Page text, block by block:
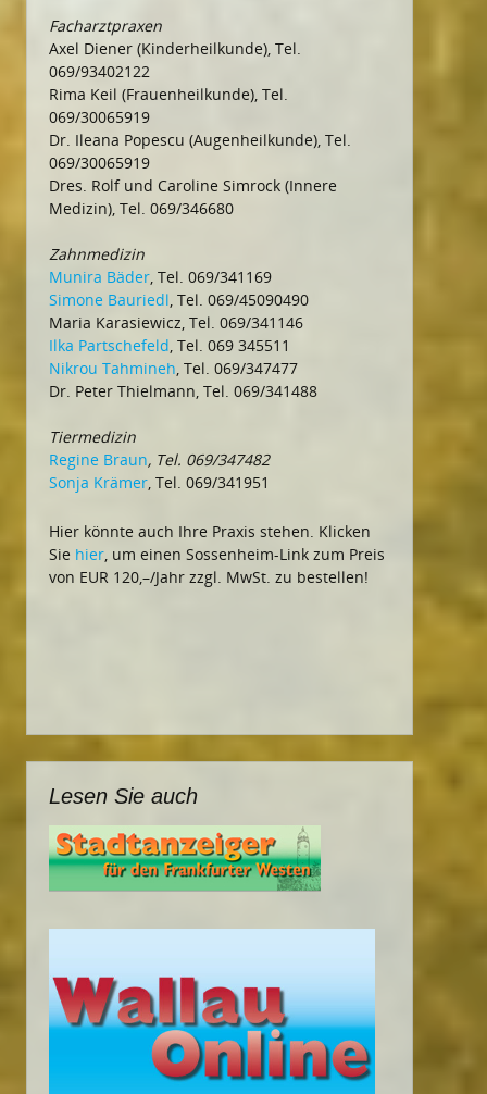
Facharztpraxen
Axel Diener (Kinderheilkunde), Tel.
069/93402122
Rima Keil (Frauenheilkunde), Tel.
069/30065919
Dr. Ileana Popescu (Augenheilkunde), Tel.
069/30065919
Dres. Rolf und Caroline Simrock (Innere
Medizin), Tel. 069/346680
Zahnmedizin
Munira Bäder, Tel. 069/341169
Simone Bauriedl, Tel. 069/45090490
Maria Karasiewicz, Tel. 069/341146
Ilka Partschefeld, Tel. 069 345511
Nikrou Tahmineh, Tel. 069/347477
Dr. Peter Thielmann, Tel. 069/341488
Tiermedizin
Regine Braun, Tel. 069/347482
Sonja Krämer, Tel. 069/341951
Hier könnte auch Ihre Praxis stehen. Klicken
Sie hier, um einen Sossenheim-Link zum Preis
von EUR 120,–/Jahr zzgl. MwSt. zu bestellen!
Lesen Sie auch